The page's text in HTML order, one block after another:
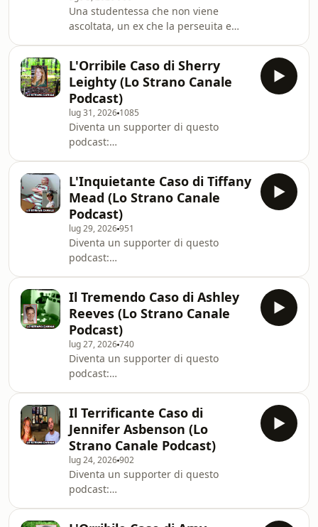
Una studentessa che non viene
ascoltata, un ex che la perseuita e
questo podcast:
https://www.spreaker.com/podcast/true-
crime-mistery--5398711/support.
L'Orribile Caso di Sherry
Leighty (Lo Strano Canale
Podcast)
lug 31, 2026 1085
Diventa un supporter di questo
podcast:
L'Inquietante Caso di Tiffany
Mead (Lo Strano Canale
Podcast)
lug 29, 2026951
Diventa un supporter di questo
podcast:
Il Tremendo Caso di Ashley
Reeves (Lo Strano Canale
Podcast)
lug 27, 2026740
Diventa un supporter di questo
podcast:
Il Terrificante Caso di
Jennifer Asbenson (Lo
Strano Canale Podcast)
lug 24, 2026902
Diventa un supporter di questo
podcast: